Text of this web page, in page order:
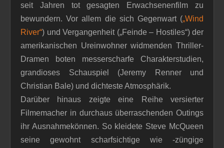
seit Jahren tot gesagten Erwachsenenfilm zu
bewundern. Vor allem die sich Gegenwart („Wind
River“) und Vergangenheit („Feinde – Hostiles“) der
amerikanischen Ureinwohner widmenden Thriller-
Dramen boten messerscharfe Charakterstudien,
grandioses Schauspiel (Jeremy Renner und
Christian Bale) und dichteste Atmosphärik.
Darüber hinaus zeigte eine Reihe versierter
Filmemacher in durchaus überraschenden Outings
ihr Ausnahmekönnen. So kleidete Steve McQueen
seine gewohnt scharfsichtige wie -züngige